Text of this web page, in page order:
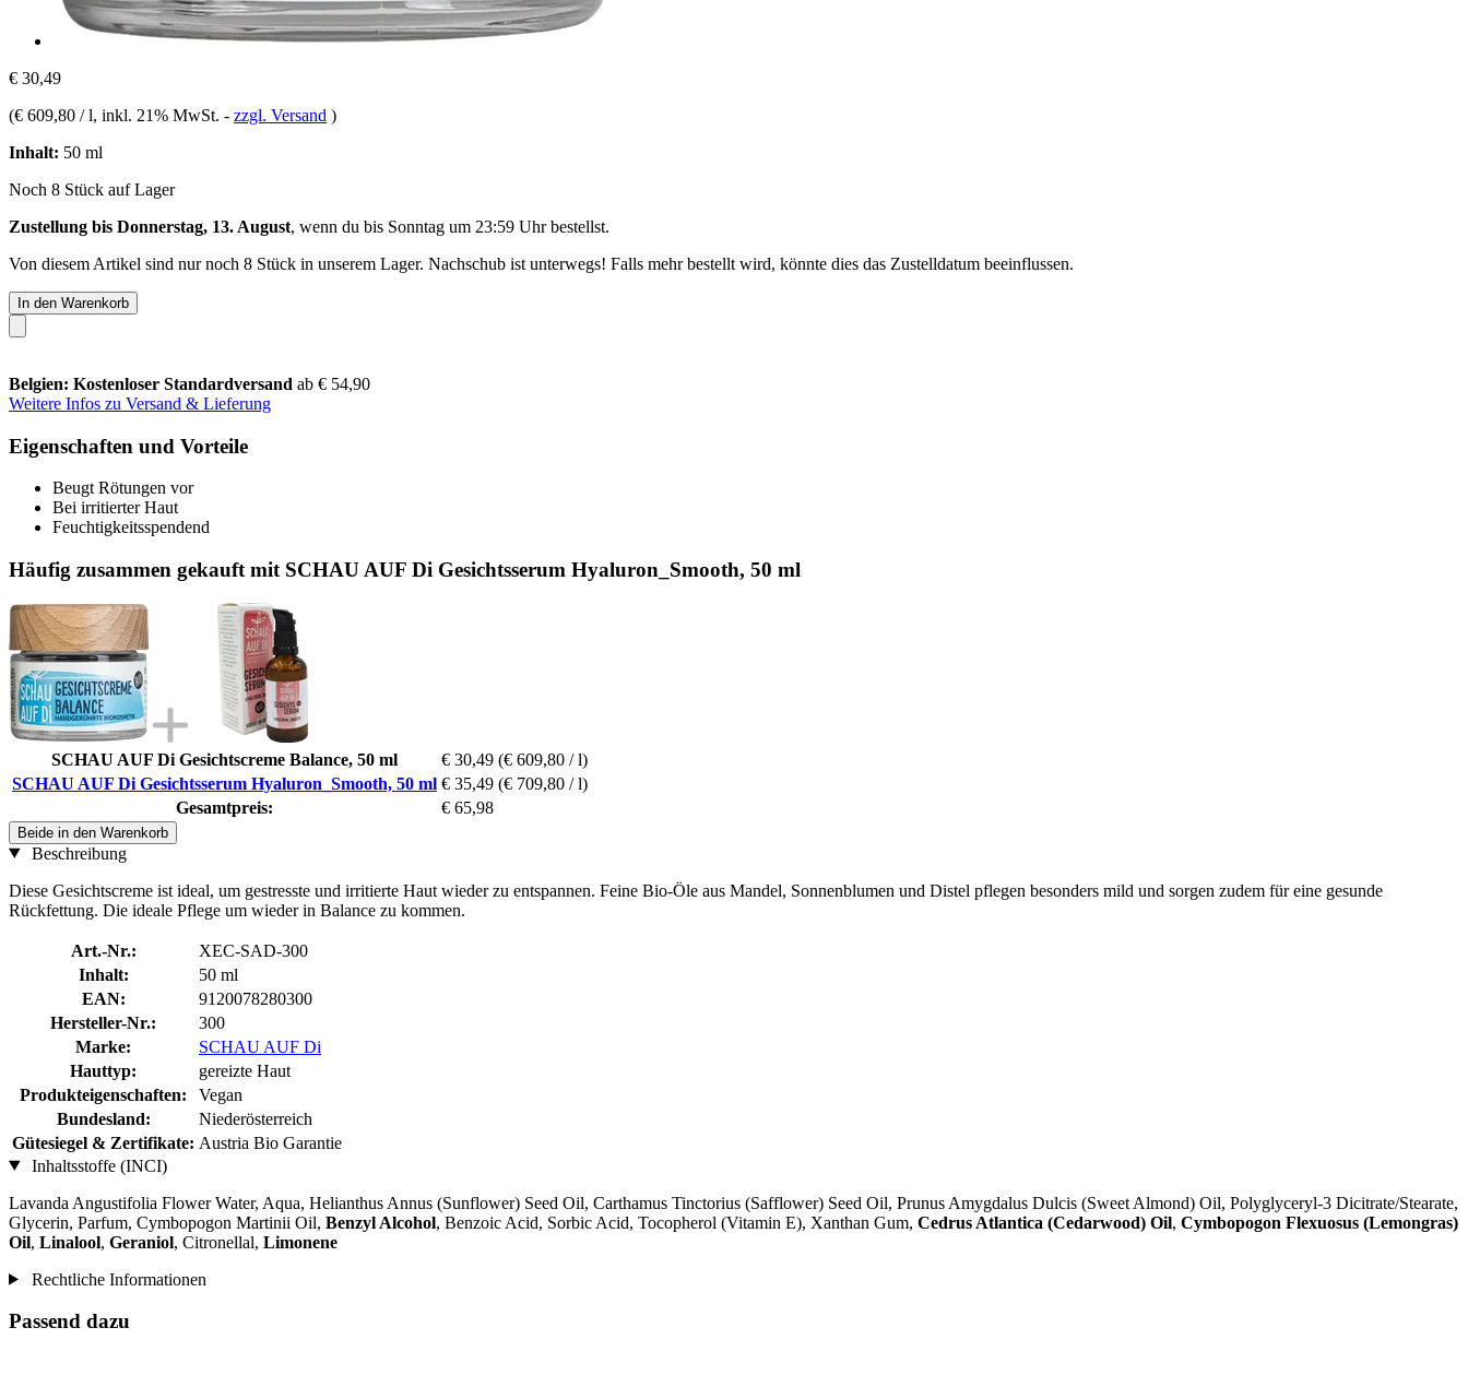
€ 30,49
(€ 609,80 / l, inkl. 21% MwSt. - zzgl. Versand )
Inhalt: 50 ml
Noch 8 Stück auf Lager
Zustellung bis Donnerstag, 13. August, wenn du bis Sonntag um 23:59 Uhrbestellst.
Von diesem Artikel sind nur noch 8 Stück in unserem Lager. Nachschub ist unterwegs! Falls mehr bestellt wird, könnte dies das Zustelldatum beeinflussen.
In den Warenkorb
Belgien: Kostenloser Standardversand ab € 54,90
Weitere Infos zu Versand & Lieferung
Eigenschaften und Vorteile
Beugt Rötungen vor
Bei irritierter Haut
Feuchtigkeitsspendend
Häufig zusammen gekauft mit SCHAU AUF Di Gesichtsserum Hyaluron_Smooth, 50 ml
SCHAU AUF Di Gesichtscreme Balance, 50 ml € 30,49 (€ 609,80 / l)
SCHAU AUF Di Gesichtsserum Hyaluron_Smooth, 50 ml € 35,49 (€ 709,80 / l)
Gesamtpreis:
€ 65,98
Beide in den Warenkorb
Beschreibung
Diese Gesichtscreme ist ideal, um gestresste und irritierte Haut wieder zu entspannen. Feine Bio-Öle aus Mandel, Sonnenblumen und Distel pflegen besonders mild und sorgen zudem für eine gesunde
Rückfettung. Die ideale Pflege um wieder in Balance zu kommen.
Art.-Nr.:
XEC-SAD-300
Inhalt:
50 ml
EAN:
9120078280300
Hersteller-Nr.:
300
Marke:
SCHAU AUF Di
Hauttyp:
gereizte Haut
Produkteigenschaften:
Vegan
Bundesland:
Niederösterreich
Gütesiegel & Zertifikate: Austria Bio Garantie
Inhaltsstoffe (INCI)
Lavanda Angustifolia Flower Water, Aqua, Helianthus Annus (Sunflower) Seed Oil, Carthamus Tinctorius (Safflower) Seed Oil, Prunus Amygdalus Dulcis (Sweet Almond) Oil, Polyglyceryl-3 Dicitrate/Stearate,
Glycerin, Parfum, Cymbopogon Martinii Oil, Benzyl Alcohol, Benzoic Acid, Sorbic Acid, Tocopherol (Vitamin E), Xanthan Gum, Cedrus Atlantica (Cedarwood) Oil, Cymbopogon Flexuosus (Lemongras)
Oil, Linalool, Geraniol, Citronellal, Limonene
Rechtliche Informationen
Passend dazu